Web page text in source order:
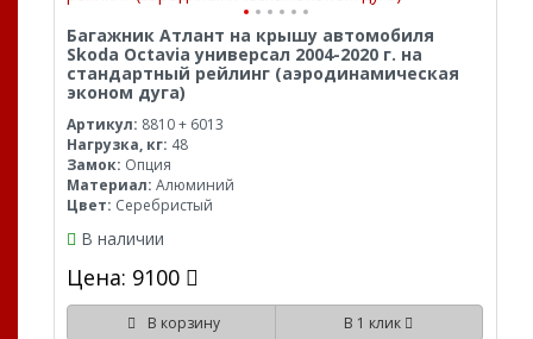
Багажник Атлант на крышу автомобиля
Skoda Octavia универсал 2004-2020 г. на
стандартный рейлинг (аэродинамическая
эконом дуга)
Артикул: 8810 + 6013
Нагрузка, кг: 48
Замок: Опция
Материал: Алюминий
Цвет: Серебристый
В наличии
Цена: 9100
В корзину В 1 клик